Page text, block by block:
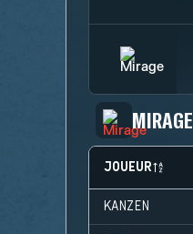
MIRAGE
JOUEUR
KANZEN